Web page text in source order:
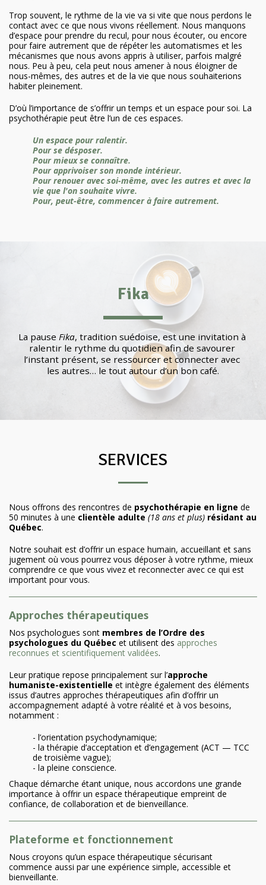
Trop souvent, le rythme de la vie va si vite que nous perdons le
contact avec ce que nous vivons réellement. Nous manquons
d’espace pour prendre du recul, pour nous écouter, ou encore
pour faire autrement que de répéter les automatismes et les
mécanismes que nous avons appris à utiliser, parfois malgré
nous. Peu à peu, cela peut nous amener à nous éloigner de
nous-mêmes, des autres et de la vie que nous souhaiterions
habiter pleinement.
D’où l’importance de s’offrir un temps et un espace pour soi. La
psychothérapie peut être l’un de ces espaces.
Un espace pour ralentir.
Pour se désposer.
Pour mieux se connaître.
Pour apprivoiser son monde intérieur.
Pour renouer avec soi-même, avec les autres et avec la
vie que l'on souhaite vivre.
Pour, peut-être, commencer à faire autrement.
Fika
La pause Fika, tradition suédoise, est une invitation à
ralentir le rythme du quotidien afin de savourer
l’instant présent, se ressourcer et connecter avec
les autres… le tout autour d’un bon café.
SERVICES
Nous offrons des rencontres de psychothérapie en ligne de
50 minutes à une clientèle adulte (18 ans et plus) résidant au
Québec.
Notre souhait est d’offrir un espace humain, accueillant et sans
jugement où vous pourrez vous déposer à votre rythme, mieux
comprendre ce que vous vivez et reconnecter avec ce qui est
important pour vous.
Approches thérapeutiques
Nos psychologues sont membres de l’Ordre des
psychologues du Québec et utilisent des approches
reconnues et scientifiquement validées.
Leur pratique repose principalement sur l’approche
humaniste-existentielle et intègre également des éléments
issus d’autres approches thérapeutiques afin d’offrir un
accompagnement adapté à votre réalité et à vos besoins,
notamment :
- l’orientation psychodynamique;
- la thérapie d’acceptation et d’engagement (ACT — TCC
de troisième vague);
- la pleine conscience.
Chaque démarche étant unique, nous accordons une grande
importance à offrir un espace thérapeutique empreint de
confiance, de collaboration et de bienveillance.
Plateforme et fonctionnement
Nous croyons qu’un espace thérapeutique sécurisant
commence aussi par une expérience simple, accessible et
bienveillante.